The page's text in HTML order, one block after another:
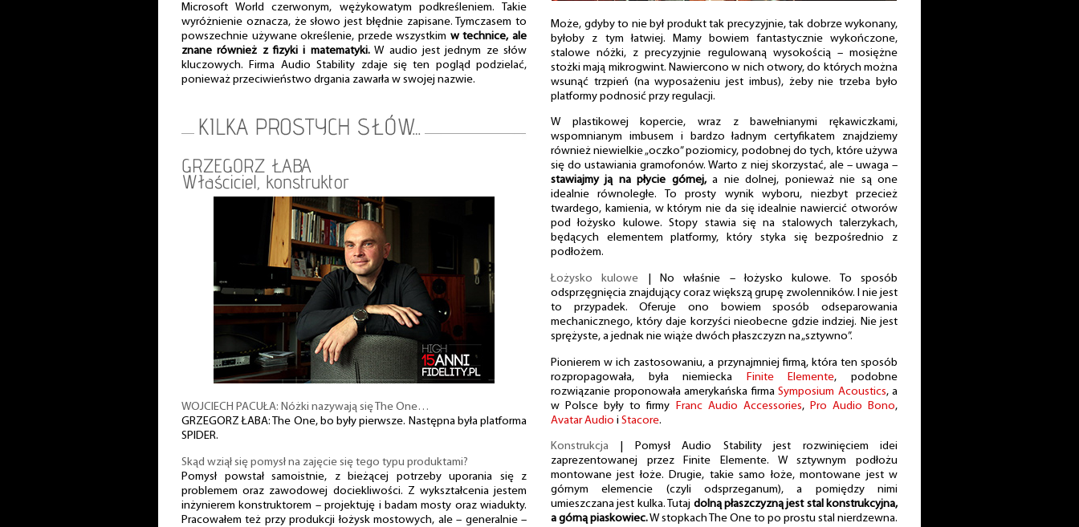
Microsoft World czerwonym, wężykowatym podkreśleniem. Takie
wyróżnienie oznacza, że słowo jest błędnie zapisane. Tymczasem to
powszechnie używane określenie, przede wszystkim w technice, ale
znane również z fizyki i matematyki.W audio jest jednym ze słów
kluczowych. Firma Audio Stability zdaje się ten pogląd podzielać,
ponieważ przeciwieństwo drgania zawarła w swojej nazwie.
GRZEGORZ ŁABA
Właściciel, konstruktor
WOJCIECH PACUŁA: Nóżki nazywają się The One…
GRZEGORZ ŁABA: The One, bo były pierwsze. Następna była platforma
SPIDER.
Skąd wziął się pomysł na zajęcie się tego typu produktami?
Pomysł powstał samoistnie, z bieżącej potrzeby uporania się z
problemem oraz zawodowej dociekliwości. Z wykształcenia jestem
inżynierem konstruktorem – projektuję i badam mosty oraz wiadukty.
Pracowałem też przy produkcji łożysk mostowych, ale – generalnie –
Może, gdyby to nie był produkt tak precyzyjnie, tak dobrze wykonany,
byłoby z tym łatwiej. Mamy bowiem fantastycznie wykończone,
stalowe nóżki, z precyzyjnie regulowaną wysokością – mosiężne
stożki mają mikrogwint. Nawiercono w nich otwory, do których można
wsunąć trzpień (na wyposażeniu jest imbus), żeby nie trzeba było
platformy podnosić przy regulacji.
W plastikowej kopercie, wraz z bawełnianymi rękawiczkami,
wspomnianym imbusem i bardzo ładnym certyfikatem znajdziemy
również niewielkie „oczko” poziomicy, podobnej do tych, które używa
się do ustawiania gramofonów. Warto z niej skorzystać, ale – uwaga –
stawiajmy ją na płycie górnej,a nie dolnej, ponieważ nie są one
idealnie równoległe. To prosty wynik wyboru, niezbyt przecież
twardego, kamienia, w którym nie da się idealnie nawiercić otworów
pod łożysko kulowe. Stopy stawia się na stalowych talerzykach,
będących elementem platformy, który styka się bezpośrednio z
podłożem.
Łożysko kulowe | No właśnie – łożysko kulowe. To sposób
odsprzęgnięcia znajdujący coraz większą grupę zwolenników. I nie jest
to przypadek. Oferuje ono bowiem sposób odseparowania
mechanicznego, który daje korzyści nieobecne gdzie indziej. Nie jest
sprężyste, a jednak nie wiąże dwóch płaszczyzn na „sztywno”.
Pionierem w ich zastosowaniu, a przynajmniej firmą, która ten sposób
rozpropagowała, była niemiecka
Finite Elemente, podobne
rozwiązanie proponowała amerykańska firma Symposium Acoustics, a
w Polsce były to firmy
Franc Audio Accessories, Pro Audio Bono,
Avatar Audio i Stacore.
Konstrukcja | Pomysł Audio Stability jest rozwinięciem idei
zaprezentowanej przez Finite Elemente. W sztywnym podłożu
montowane jest łoże. Drugie, takie samo łoże, montowane jest w
górnym elemencie (czyli odsprzeganum), a pomiędzy nimi
umieszczana jest kulka. Tutaj dolną płaszczyzną jest stal konstrukcyjna,
a górną piaskowiec.W stopkach The One to po prostu stal nierdzewna.